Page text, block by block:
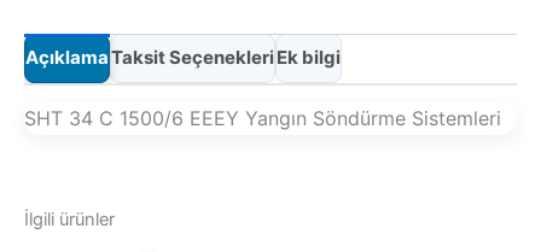
AçıklamaTaksit SeçenekleriEk bilgi
SHT 34 C 1500/6 EEEY Yangın Söndürme Sistemleri
İlgili ürünler